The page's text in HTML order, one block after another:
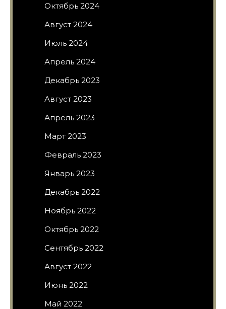
Октябрь 2024
Август 2024
Июль 2024
Апрель 2024
Декабрь 2023
Август 2023
Апрель 2023
Март 2023
Февраль 2023
Январь 2023
Декабрь 2022
Ноябрь 2022
Октябрь 2022
Сентябрь 2022
Август 2022
Июнь 2022
Май 2022